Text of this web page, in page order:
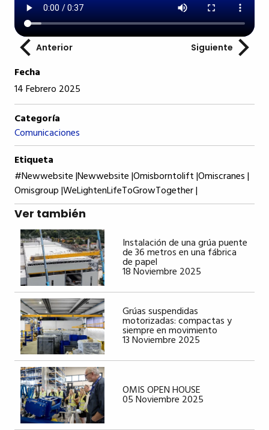
Fecha
14 Febrero 2025
Categoría
Comunicaciones
Etiqueta
#newwebsite |Newwebsite |Omisborntolift |Omiscranes |
Omisgroup |WeLightenLifeToGrowTogether |
Ver también
Instalación de una grúa puente
de 36 metros en una fábrica
de papel
18 Noviembre 2025
Grúas suspendidas
motorizadas: compactas y
siempre en movimiento
13 Noviembre 2025
OMIS OPEN HOUSE
05 Noviembre 2025
Anterior Siguiente